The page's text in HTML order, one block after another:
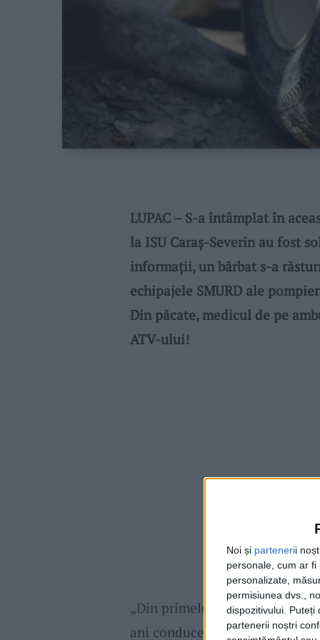
Noi și partenerii
personale, cum ar
personalizate,
permisiunea dvs.,
dispozitivului. Puteți
partenerii noștri
LUPAC – S-a întâmplat în
la ISU Caraș-Severin au fost
informații, un bărbat s-a
echipajele SMURD ale
Din păcate, medicul de pe
ATV-ului!
„Din primele verificări,
ani conducea unATVpe raza